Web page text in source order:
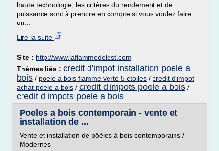
haute technologie, les critères du rendement et de
puissance sont à prendre en compte si vous voulez faire
un...
Lire la suite
Site : http://www.laflammedelest.com
Thèmes liés : credit d'impot installation poele a
bois / poele a bois flamme verte 5 etoiles / credit d'impot
achat poele a bois / credit d'impots poele a bois /
credit d impots poele a bois
Poeles a bois contemporain - vente et
installation de ...
Vente et installation de pôèles à bois contemporains /
Modernes